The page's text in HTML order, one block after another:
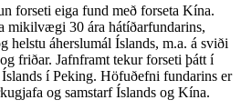
forseti eiga fund með forseta Kína.
30 ára hátíðarfundarins,
helstu áherslumál Íslands, m.a. á sviði
friðar. Jafnframt tekur forseti þátt í
í Peking. Höfuðefni fundarins er